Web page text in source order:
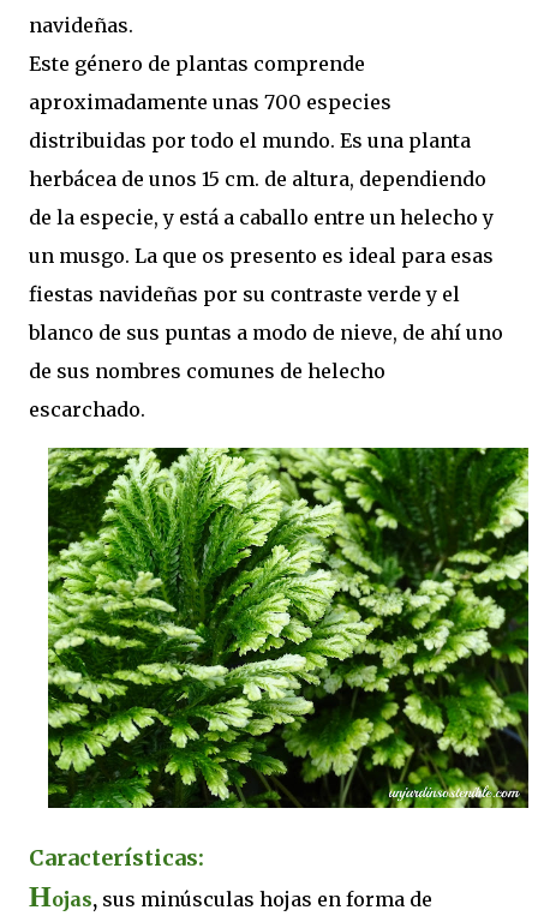
navideñas.
Este género de plantas comprende
aproximadamente unas 700 especies
distribuidas por todo el mundo. Es una planta
herbácea de unos 15 cm. de altura, dependiendo
de la especie, y está a caballo entre un helecho y
un musgo. La que os presento es ideal para esas
fiestas navideñas por su contraste verde y el
blanco de sus puntas a modo de nieve, de ahí uno
de sus nombres comunes de helecho
escarchado.
Características:
Hojas, sus minúsculas hojas en forma de